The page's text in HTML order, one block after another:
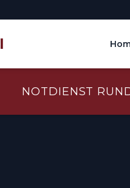
NOTDIENST